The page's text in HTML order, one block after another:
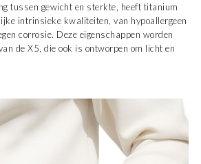
tussen gewicht en sterkte, heeft titanium
intrinsieke kwaliteiten, van hypoallergeen
corrosie. Deze eigenschappen worden
de X5, die ook is ontworpen om licht en